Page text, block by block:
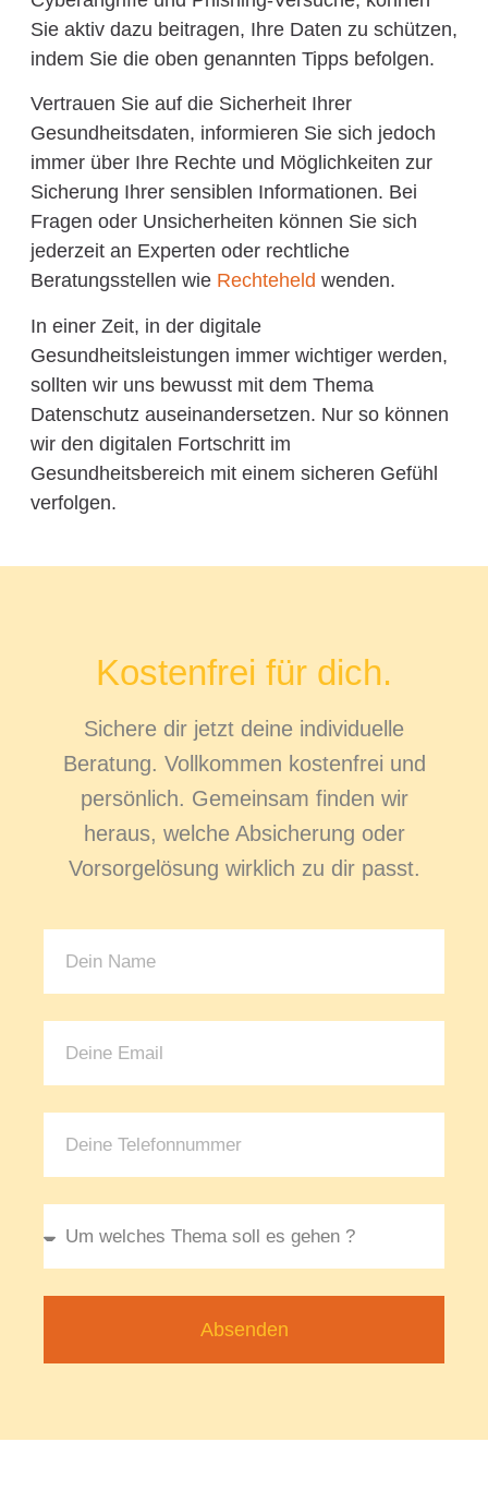
Sie aktiv dazu beitragen, Ihre Daten zu schützen,
indem Sie die oben genannten Tipps befolgen.
Vertrauen Sie auf die Sicherheit Ihrer
Gesundheitsdaten, informieren Sie sich jedoch
immer über Ihre Rechte und Möglichkeiten zur
Sicherung Ihrer sensiblen Informationen. Bei
Fragen oder Unsicherheiten können Sie sich
jederzeit an Experten oder rechtliche
Beratungsstellen wie Rechteheld wenden.
In einer Zeit, in der digitale
Gesundheitsleistungen immer wichtiger werden,
sollten wir uns bewusst mit dem Thema
Datenschutz auseinandersetzen. Nur so können
wir den digitalen Fortschritt im
Gesundheitsbereich mit einem sicheren Gefühl
verfolgen.
Kostenfrei für dich.
Sichere dir jetzt deine individuelle
Beratung. Vollkommen kostenfrei und
persönlich. Gemeinsam finden wir
heraus, welche Absicherung oder
Vorsorgelösung wirklich zu dir passt.
Absenden